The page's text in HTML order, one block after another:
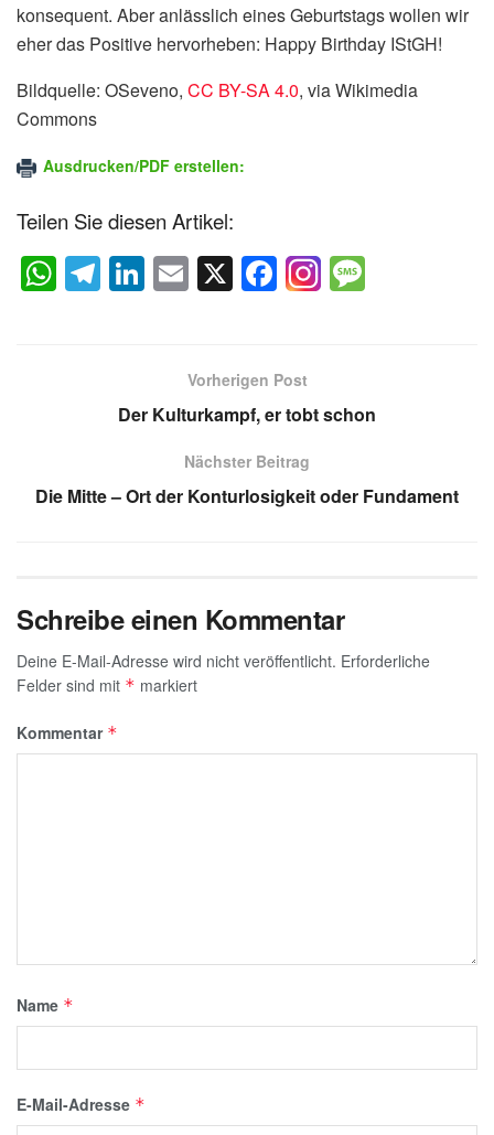
konsequent. Aber anlässlich eines Geburtstags wollen wir
eher das Positive hervorheben: Happy Birthday IStGH!
Bildquelle: OSeveno, CC BY-SA 4.0, via Wikimedia
Commons
Ausdrucken/PDF erstellen:
Teilen Sie diesen Artikel:
W
h
p
T
el
a
Li
n
dI
E
m
X F
a
e
b
o
o
k
g
Vorherigen Post
Der Kulturkampf, er tobt schon
Nächster Beitrag
Die Mitte – Ort der Konturlosigkeit oder Fundament
Schreibe einen Kommentar
Deine E-Mail-Adresse wird nicht veröffentlicht. Erforderliche
Felder sind mit * markiert
Kommentar *
Name *
E-Mail-Adresse *